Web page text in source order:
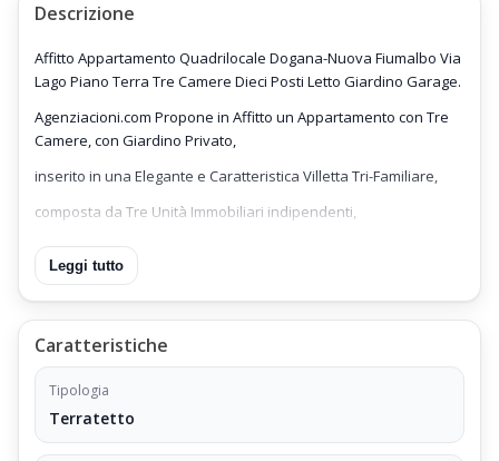
Descrizione
Affitto Appartamento Quadrilocale Dogana-Nuova Fiumalbo Via
Lago Piano Terra Tre Camere Dieci Posti Letto Giardino Garage.
Agenziacioni.com Propone in Affitto un Appartamento con Tre
Camere, con Giardino Privato,
inserito in una Elegante e Caratteristica Villetta Tri-Familiare,
composta da Tre Unità Immobiliari indipendenti,
Affitto Appartamento Quadrilocale Dogana-Nuova Fiumalbo Via
Lago Piano Terra,
contornato da un Giardino privato di Mq 500.
Prezzo di Affitto Euro 4.000 (Periodo Stagione Invernale
Dicembre - Aprile).
Sono esclusi dal prezzo di affitto le spese dei consumi di:
Gasolio (Conta-Litri)
Leggi tutto
Caratteristiche
Tipologia
Terratetto